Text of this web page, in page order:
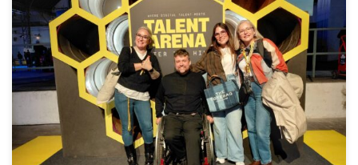
Hay semanas que pasan rápido. Y hay semanas que dejan huella.
La que vivimos recientemente en Barcelona con Talent Arena y
Mobile World Congress es, sin duda, de las segundas. Este año
Agile Spain fue invitado por Talent Arena a asistir al evento, y no
solo a asistir, sino también […]